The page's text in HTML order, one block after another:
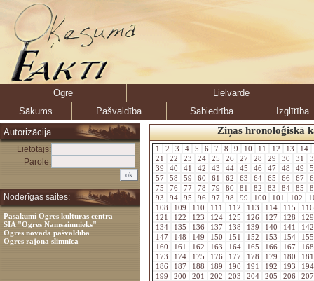
Ogre
Lielvārde
Sākums
Pašvaldība Sabiedrība
Izglītība
Autorizācija
Lietotājs:
Parole:
Noderīgas saites:
Pasākumi Ogres kultūras centrā
SIA "Ogres Namsaimnieks"
Ogres novada pašvaldība
Ogres rajona slimnīca
Ziņas hronoloģiskā
1 2 3 4 5 6 7 8 9 10 11 12 13 14
21
22 23 24 25 26 27 28 29 30 31
39
40 41 42 43 44 45 46 47 48 49
57
58 59 60 61 62 63 64 65 66 67
75
76 77 78 79 80 81 82 83 84 85
93
94 95 96 97 98 99 100 101 102
108
109 110 111 112 113 114 115
121
122 123 124 125 126 127 128
134
135 136 137 138 139 140 141
147
148 149 150 151 152 153 154
160
161 162 163 164 165 166 167
173
174 175 176 177 178 179 180
186
187 188 189 190 191 192 193
199
200 201 202 203 204 205 206